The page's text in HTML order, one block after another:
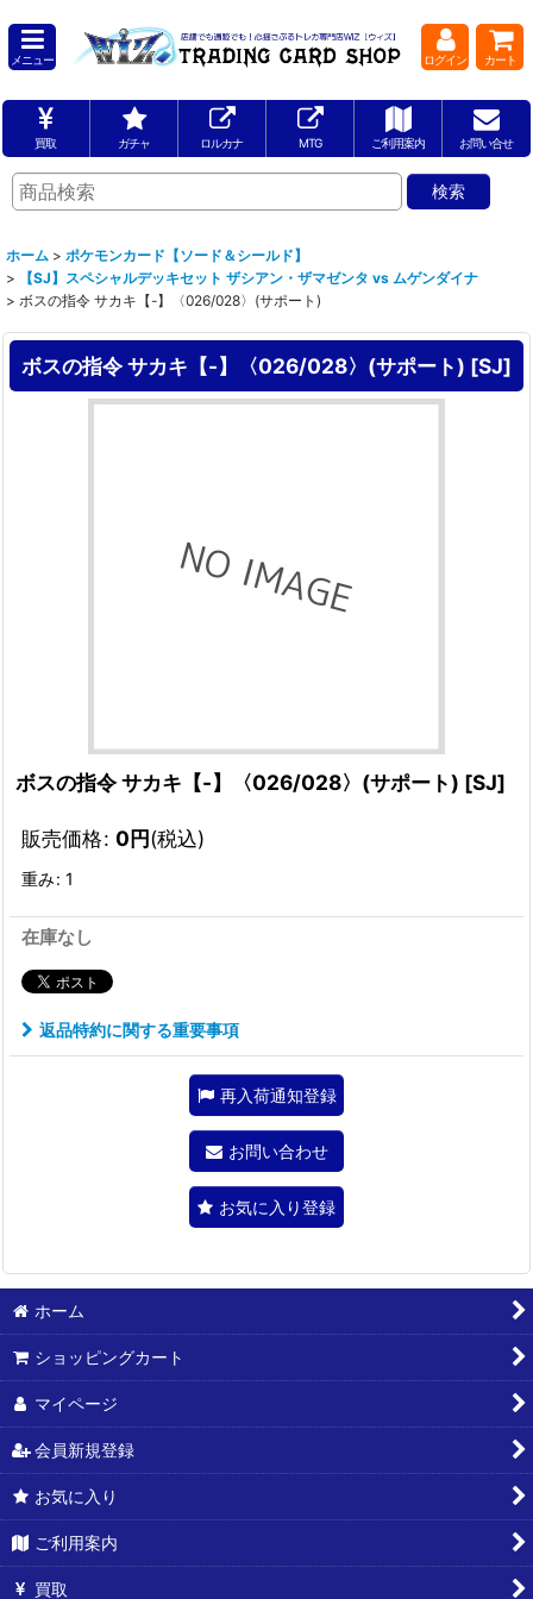
メニュー ログイン カート
買取 ガチャ ロルカナ MTG ご利用案内 お問い合せ
ホーム > ポケモンカード【ソード＆シールド】
>
【SJ】スペシャルデッキセット ザシアン・ザマゼンタ vs ムゲンダイナ
> ボスの指令 サカキ【-】〈026/028〉(サポート)
ボスの指令 サカキ【-】〈026/028〉(サポート) [SJ]
ボスの指令 サカキ【-】〈026/028〉(サポート) [SJ]
販売価格: 0円(税込)
重み: 1
在庫なし
返品特約に関する重要事項
再入荷通知登録
お問い合わせ
お気に入り登録
ホーム
ショッピングカート
マイページ
会員新規登録
お気に入り
ご利用案内
買取